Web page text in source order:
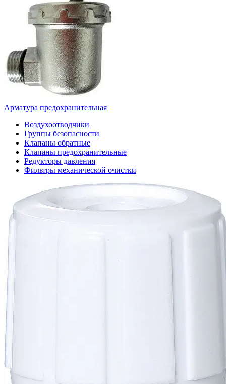
Арматура предохранительная
Воздухоотводчики
Группы безопасности
Клапаны обратные
Клапаны предохранительные
Редукторы давления
Фильтры механической очистки